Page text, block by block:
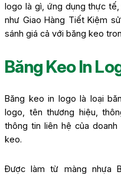
logo là gì, ứng dụng thực
như Giao Hàng Tiết Kiệm
sánh giá cả với băng keo
Băng Keo In
Băng keo in logo là loại
logo, tên thương hiệu,
thông tin liên hệ của
keo.
Được làm từ màng nhựa